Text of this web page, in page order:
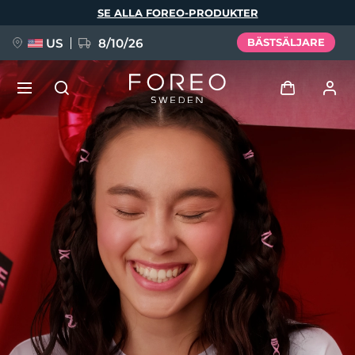
SE ALLA FOREO-PRODUKTER
US 8/10/26 BÄSTSÄLJARE
Användarprofil
Mina enheter
Mina beställningar
Mina adresser
Mina prenumerationer
NYHET
FAQ™ Pure Beauty-Tech Elixir
BREAKING NEWS
issa™ Teeth Whitening Set
Språk
English Deutsch
Español
Français
Italiano
Português
Polski
Svenska
Русский
Türkçe
简体中文 繁體中文